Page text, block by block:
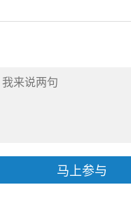
马上参与